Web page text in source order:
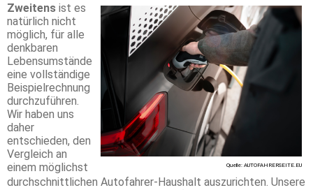
Quelle: AUTOFAHRERSEITE.EU
Zweitens ist es
natürlich nicht
möglich, für alle
denkbaren
Lebensumstände
eine vollständige
Beispielrechnung
durchzuführen.
Wir haben uns
daher
entschieden, den
Vergleich an
einem möglichst
durchschnittlichen Autofahrer-Haushalt auszurichten. Unsere